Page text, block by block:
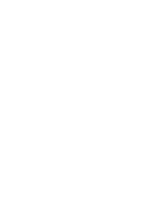
“敗戦”の真実 選手が明かす...